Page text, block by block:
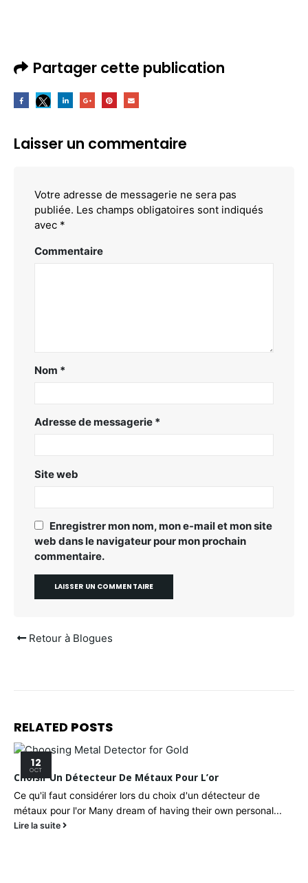
Partager cette publication
Laisser un commentaire
Votre adresse de messagerie ne sera pas
publiée. Les champs obligatoires sont indiqués
avec *
Commentaire
Nom *
Adresse de messagerie *
Site web
Enregistrer mon nom, mon e-mail et mon site
web dans le navigateur pour mon prochain
commentaire.
Retour à Blogues
RELATED POSTS
12
OCT
Choisir Un Détecteur De Métaux Pour L’or
Ce qu'il faut considérer lors du choix d'un détecteur de
métaux pour l'or Many dream of having their own personal...
Lire la suite